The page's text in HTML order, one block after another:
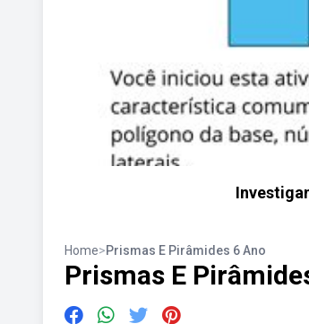
Home>Prismas E Pirâmides 6 Ano
Prismas E